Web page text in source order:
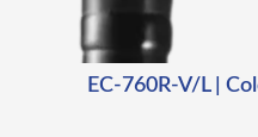
EC-760R-V/L |